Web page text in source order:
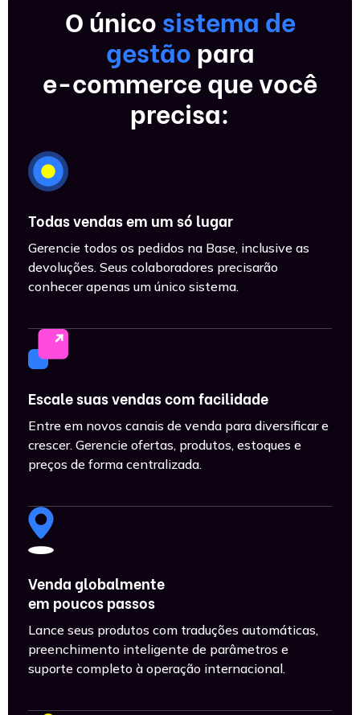
O únicosistema de
gestãopara
e-commerce que você
precisa:
Todas vendas em um só lugar
Gerencie todos os pedidos na Base, inclusive as
devoluções. Seus colaboradores precisarão
conhecer apenas um único sistema.
Escale suas vendas com facilidade
Entre em novos canais de venda para diversificar e
crescer. Gerencie ofertas, produtos, estoques e
preços de forma centralizada.
Venda globalmente
em poucos passos
Lance seus produtos com traduções automáticas,
preenchimento inteligente de parâmetros e
suporte completo à operação internacional.